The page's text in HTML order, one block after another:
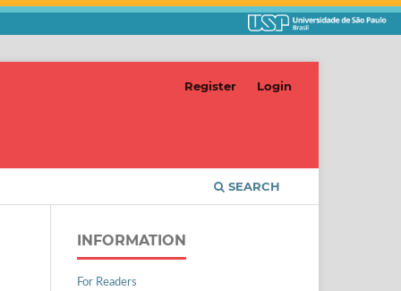
SEARCH
Register Login
INFORMATION
For Readers